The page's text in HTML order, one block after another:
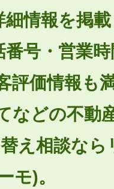
細情報を掲
号・営業
評価情報も
などの不動
え相談な
モ)。